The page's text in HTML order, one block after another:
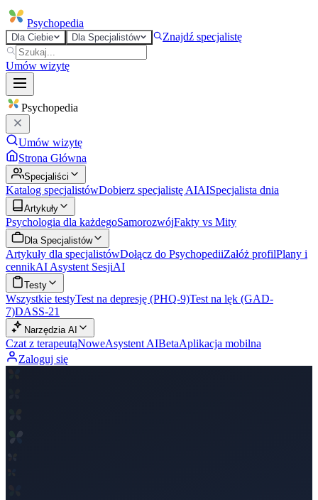
Psychopedia
Dla Ciebie Dla Specjalistów Znajdź specjalistę
Umów wizytę
Psychopedia
Umów wizytę
Strona Główna
Specjaliści
Katalog specjalistówDobierz specjalistę AIAISpecjalista dnia
Artykuły
Psychologia dla każdegoSamorozwójFakty vs Mity
Dla Specjalistów
Artykuły dla specjalistówDołącz do PsychopediiZałóż profilPlany i
cennikAI Asystent SesjiAI
Testy
Wszystkie testyTest na depresję (PHQ-9)Test na lęk (GAD-
7)DASS-21
Narzędzia AI
Czat z terapeutąNoweAsystent AIBetaAplikacja mobilna
Zaloguj się